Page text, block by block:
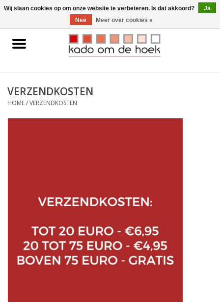
0 Artikelen - €0,00
Home
Gadgets
VERZENDKOSTEN
HOME/VERZENDKOSTEN
Wij slaan cookies op om onze website te verbeteren. Is dat akkoord?
Ja
Nee
Meer over cookies »